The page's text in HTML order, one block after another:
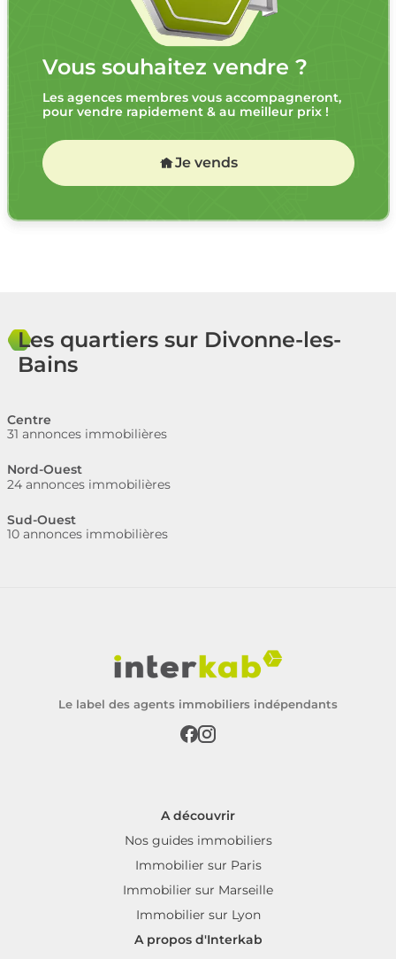
Vous souhaitez vendre ?
Les agences membres vous accompagneront,
pour vendre rapidement & au meilleur prix !
Je vends
Les quartiers sur Divonne-les-
Bains
Centre
31 annonces immobilières
Nord-Ouest
24 annonces immobilières
Sud-Ouest
10 annonces immobilières
Le label des agents immobiliers indépendants
A découvrir
Nos guides immobiliers
Immobilier sur Paris
Immobilier sur Marseille
Immobilier sur Lyon
A propos d'Interkab